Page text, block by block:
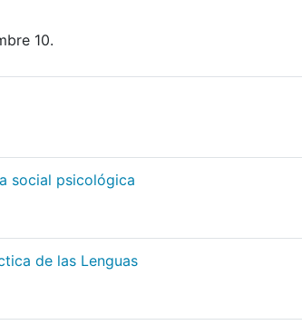
10.
social psicológica
de las Lenguas